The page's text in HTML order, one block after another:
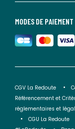
MODES DE PAIEMENT
CGV La Redoute
Référencement et
réglementaires et
CGU La Redoute